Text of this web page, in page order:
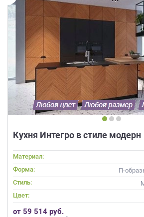
Кухня Интегро в стиле модерн
Материал:
Форма:
П-
Стиль:
Цвет:
от 59 514 руб.